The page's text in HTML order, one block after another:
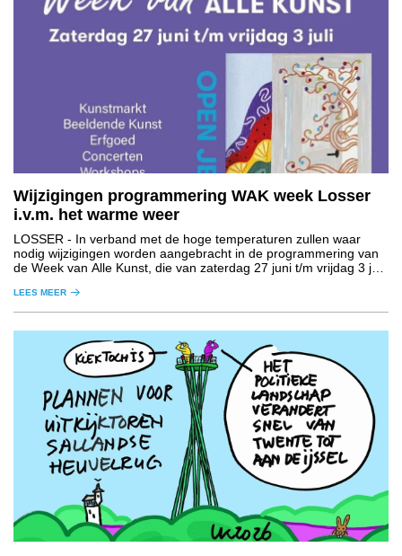
Wijzigingen programmering WAK week Losser
i.v.m. het warme weer
LOSSER - In verband met de hoge temperaturen zullen waar
nodig wijzigingen worden aangebracht in de programmering van
de Week van Alle Kunst, die van zaterdag 27 juni t/m vrijdag 3 juli
LEES MEER